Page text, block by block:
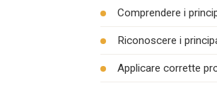
Comprendere i
Riconoscere i
Applicare corrette